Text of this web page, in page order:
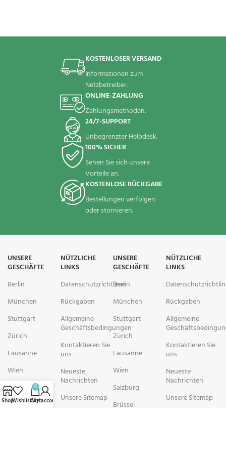
KOSTENLOSER VERSAND
Informationen zum
Netzbetreiber.
ONLINE-ZAHLUNG
Zahlungsmethoden.
24/7-SUPPORT
Unbegrenzter Helpdesk.
100% SICHER
Sehen Sie sich unsere
Vorteile an.
KOSTENLOSE RÜCKGABE
Bestellungen verfolgen
oder stornieren.
UNSERE
GESCHÄFTE
Berlin
München
Stuttgart
Zürich
Lausanne
Wien
Salzburg
Brüssel
NÜTZLICHE
LINKS
Datenschutzrichtlinie
Rückgaben
Allgemeine
Geschäftsbedingungen
Kontaktieren Sie
uns
Neueste
Nachrichten
Unsere Sitemap
UNSERE
GESCHÄFTE
Berlin
München
Stuttgart
Zürich
Lausanne
Wien
Salzburg
Brüssel
NÜTZLICHE
LINKS
Rückgaben
Allgemeine
Kontaktieren Sie
uns
Neueste
Nachrichten
Unsere Sitemap
ShopWishlist
0
Cart
My account